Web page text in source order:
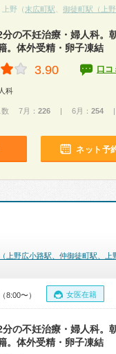
野（ 末広町駅 御徒町駅（上
分の不妊治療・婦人科。
。体外受精・卵子凍結
3.90 口コ
科
数 7月： 226 | 6月： 254 |
ネット予
上野広小路駅、仲御徒町駅、上
8:00〜） 女医在籍
分の不妊治療・婦人科。
。体外受精・卵子凍結